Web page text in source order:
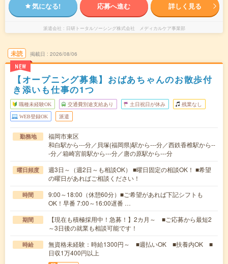
気になる! 応募へ進む 詳しく見る
派遣会社 日研トータルソーシング株式会社 メディカルケア事業部
未読
NEW
掲載日 2026/08/06
【オープニング募集】おばあちゃんのお散歩付
き添いも仕事の1つ
職種未経験OK 交通費別途支給あり 土日祝日が休み 残業なし
WEB登録OK 派遣
勤務地
福岡市東区
和白駅から---分／貝塚(福岡県)駅から---分／西鉄香椎駅から--
-分／箱崎宮前駅から---分／唐の原駅から---分
曜日頻度
週3日～（週2日～も相談OK） ■曜日固定の相談OK！ ■希望
の曜日があればご相談ください！
時間
9:00～18:00（休憩60分）■ご希望があれば下記シフトも
OK！早番 7:00～16:00遅番 …
期間
【現在も積極採用中！急募！】2カ月～ ■ご応募から最短2
～3日後の就業も相談可能です！
時給
無資格未経験：時給1300円～ ■週払いOK ■扶養内OK ■
日収1万400円以上